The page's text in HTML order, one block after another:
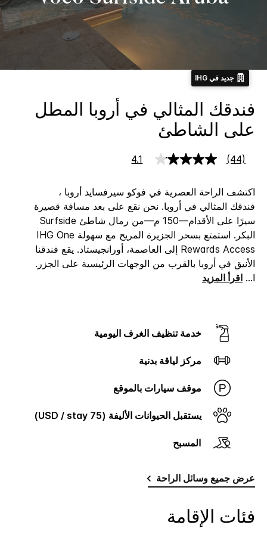
جديد في IHG
فندقك المثالي في أروبا المطل
على الشاطئ
4.1
قراءة
رابط
نفس
(44)
اكتشف الراحة العصرية في فوكو سيرفسايد أروبا ،
فندقك المثالي في أروبا. نحن نقع على بعد مسافة قصيرة
سيرًا على الأقدام—150 م—من رمال شاطئ Surfside
البكر. استمتع بسحر الجزيرة المريح مع سهولة IHG One
Rewards Access إلى العاصمة، أورانجيستاد.
يقع فندقنا
الأنيق في أروبا بالقرب من الوجهات الرئيسية على الجزر.
ا... اقرأ المزيد
خدمة تنظيف الغرف اليومية
مركز لياقة بدنية
موقف سيارات بالموقع
يستقبل الحيوانات الأليفة (75 USD / stay)
المسبح
عرض جميع وسائل الراحة
فئات الإقامة